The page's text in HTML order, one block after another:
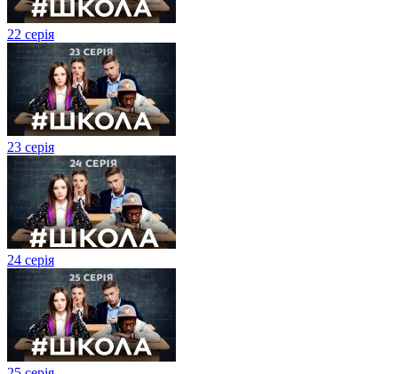
22 серія
23 серія
24 серія